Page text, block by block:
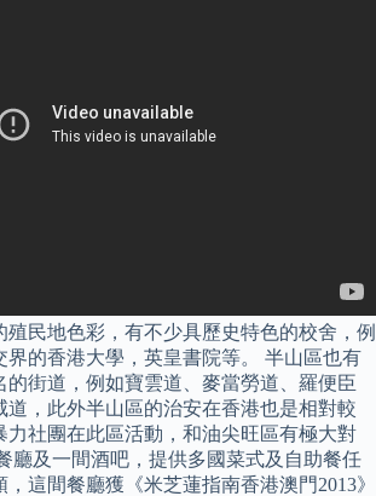
殖民地色彩，有不少具歷史特色的校舍，例
界的香港大學，英皇書院等。 半山區也有
的街道，例如寶雲道、麥當勞道、羅便臣
道，此外半山區的治安在香港也是相對較
力社團在此區活動，和油尖旺區有極大對
廳及一間酒吧，提供多國菜式及自助餐任
這間餐廳獲《米芝蓮指南香港澳門2013》